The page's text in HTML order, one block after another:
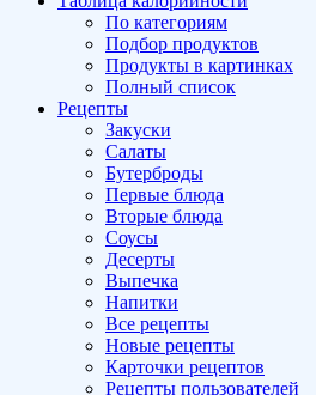
По категориям
Подбор продуктов
Продукты в картинках
Полный список
Рецепты
Закуски
Салаты
Бутерброды
Первые блюда
Вторые блюда
Соусы
Десерты
Выпечка
Напитки
Все рецепты
Новые рецепты
Карточки рецептов
Рецепты пользователей